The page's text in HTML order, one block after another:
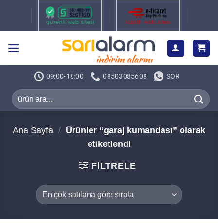
09:00-18:00 08503085608 SOR
Ara:
Ana Sayfa / Ürünler “garaj kumandası” olarak
etiketlendi
FILTRELE